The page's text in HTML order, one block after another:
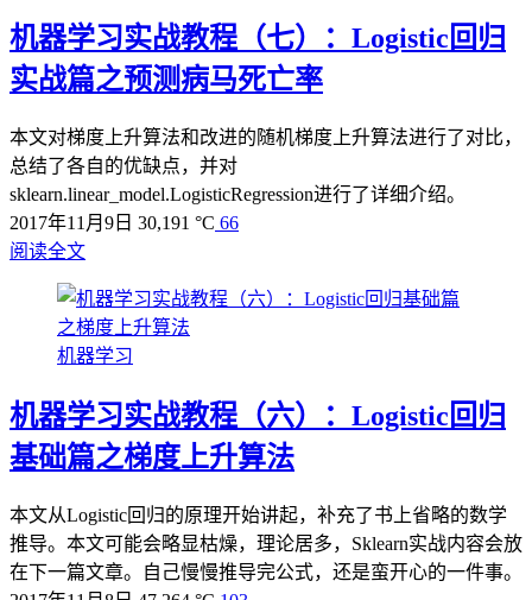
机器学习实战教程（七）：Logistic回归
实战篇之预测病马死亡率
本文对梯度上升算法和改进的随机梯度上升算法进行了对比，
总结了各自的优缺点，并对
sklearn.linear_model.LogisticRegression进行了详细介绍。
2017年11月9日 30,191 °C 66
阅读全文
机器学习
机器学习实战教程（六）：Logistic回归
基础篇之梯度上升算法
本文从Logistic回归的原理开始讲起，补充了书上省略的数学
推导。本文可能会略显枯燥，理论居多，Sklearn实战内容会放
在下一篇文章。自己慢慢推导完公式，还是蛮开心的一件事。